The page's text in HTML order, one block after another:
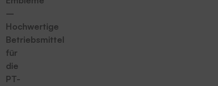
–
Hochwertige
Betriebsmittel
für
die
PT-